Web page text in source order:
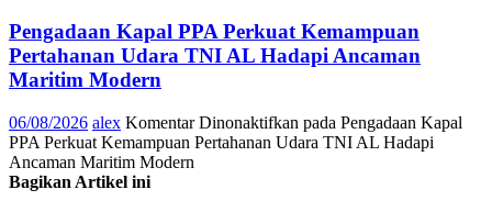
Pengadaan Kapal PPA Perkuat Kemampuan
Pertahanan Udara TNI AL Hadapi Ancaman
Maritim Modern
06/08/2026 alex Komentar Dinonaktifkan pada Pengadaan Kapal
PPA Perkuat Kemampuan Pertahanan Udara TNI AL Hadapi
Ancaman Maritim Modern
Bagikan Artikel ini